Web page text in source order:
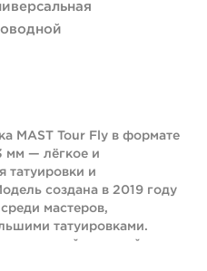
MAST Tour Fly в формате
мм — лёгкое и
татуировки и
создана в 2019 году
мастеров,
татуировками.
плавный и мягкий ход, а